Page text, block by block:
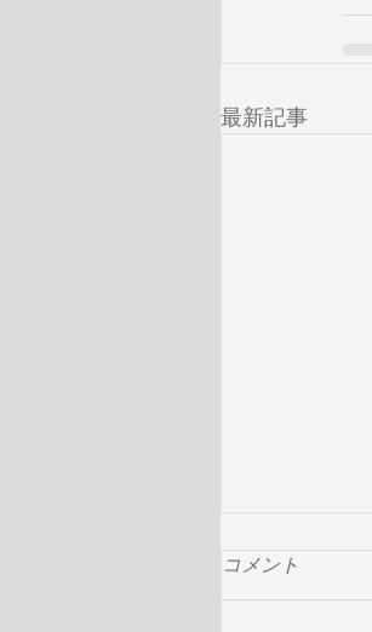
最新記事
コメント